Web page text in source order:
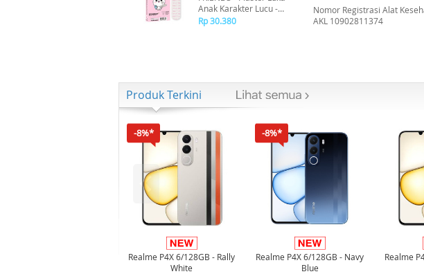
Anak Karakter Lucu -
Breathable & Tahan
Rp 30.380
Nomor Registrasi Alat
AKL 10902811374
Produk Terkini
-8%*
Realme P4X 6/128GB - Rally
White
-8%*
Realme P4X 6/128GB - Navy
Blue
Realme